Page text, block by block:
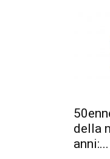
della
anni:...